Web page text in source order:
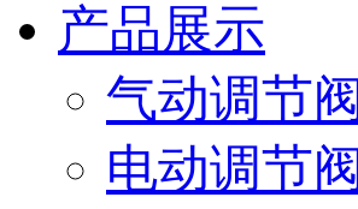
产品展示
气动调节阀
电动调节阀